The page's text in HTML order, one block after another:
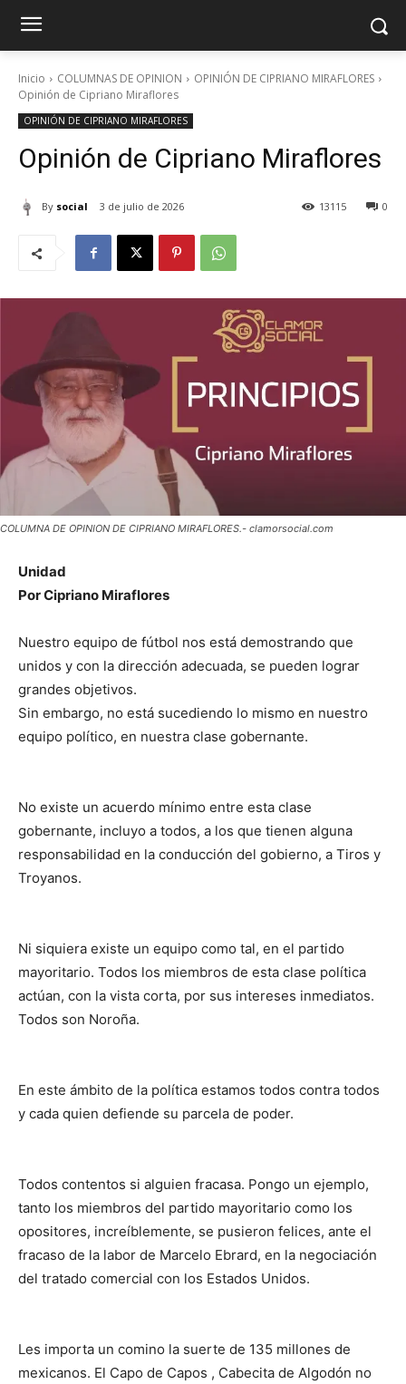
Inicio COLUMNAS DE OPINION
OPINIÓN DE CIPRIANO MIRAFLORES
Opinión de Cipriano Miraflores
OPINIÓN DE CIPRIANO MIRAFLORES
Opinión de Cipriano Miraflores
By social 3 de julio de 2026 0
13115
COLUMNA DE OPINION DE CIPRIANO MIRAFLORES.- clamorsocial.com
Unidad
Por Cipriano Miraflores
Nuestro equipo de fútbol nos está demostrando que
unidos y con la dirección adecuada, se pueden lograr
grandes objetivos.
Sin embargo, no está sucediendo lo mismo en nuestro
equipo político, en nuestra clase gobernante.
No existe un acuerdo mínimo entre esta clase
gobernante, incluyo a todos, a los que tienen alguna
responsabilidad en la conducción del gobierno, a Tiros y
Troyanos.
Ni siquiera existe un equipo como tal, en el partido
mayoritario. Todos los miembros de esta clase política
actúan, con la vista corta, por sus intereses inmediatos.
Todos son Noroña.
En este ámbito de la política estamos todos contra todos
y cada quien defiende su parcela de poder.
Todos contentos si alguien fracasa. Pongo un ejemplo,
tanto los miembros del partido mayoritario como los
opositores, increíblemente, se pusieron felices, ante el
fracaso de la labor de Marcelo Ebrard, en la negociación
del tratado comercial con los Estados Unidos.
Les importa un comino la suerte de 135 millones de
mexicanos. El Capo de Capos , Cabecita de Algodón no